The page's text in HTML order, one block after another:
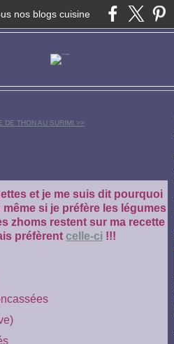
nos blogs cuisine
DE THON AU SURIMI >>
et je me suis dit pourquoi
si je préfère les légumes
zhoms restent sur ma recette
préfèrent celle-ci !!!